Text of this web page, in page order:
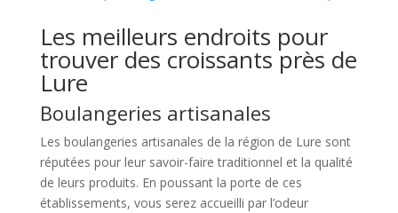
Les meilleurs endroits pour
trouver des croissants près de
Lure
Boulangeries artisanales
Les boulangeries artisanales de la région de Lure sont
réputées pour leur savoir-faire traditionnel et la qualité
de leurs produits. En poussant la porte de ces
établissements, vous serez accueilli par l’odeur